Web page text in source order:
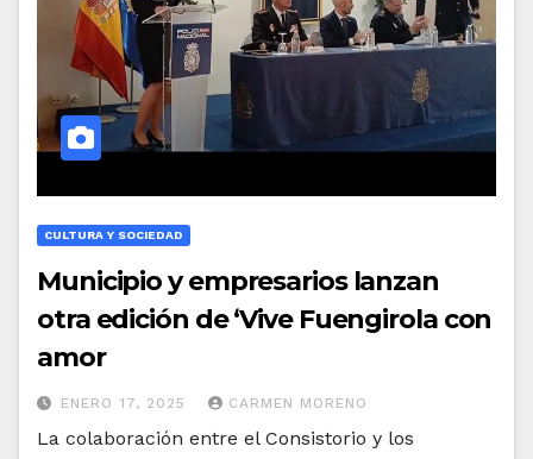
CULTURA Y SOCIEDAD
Municipio y empresarios lanzan
otra edición de ‘Vive Fuengirola con
amor
ENERO 17, 2025 CARMEN MORENO
La colaboración entre el Consistorio y los